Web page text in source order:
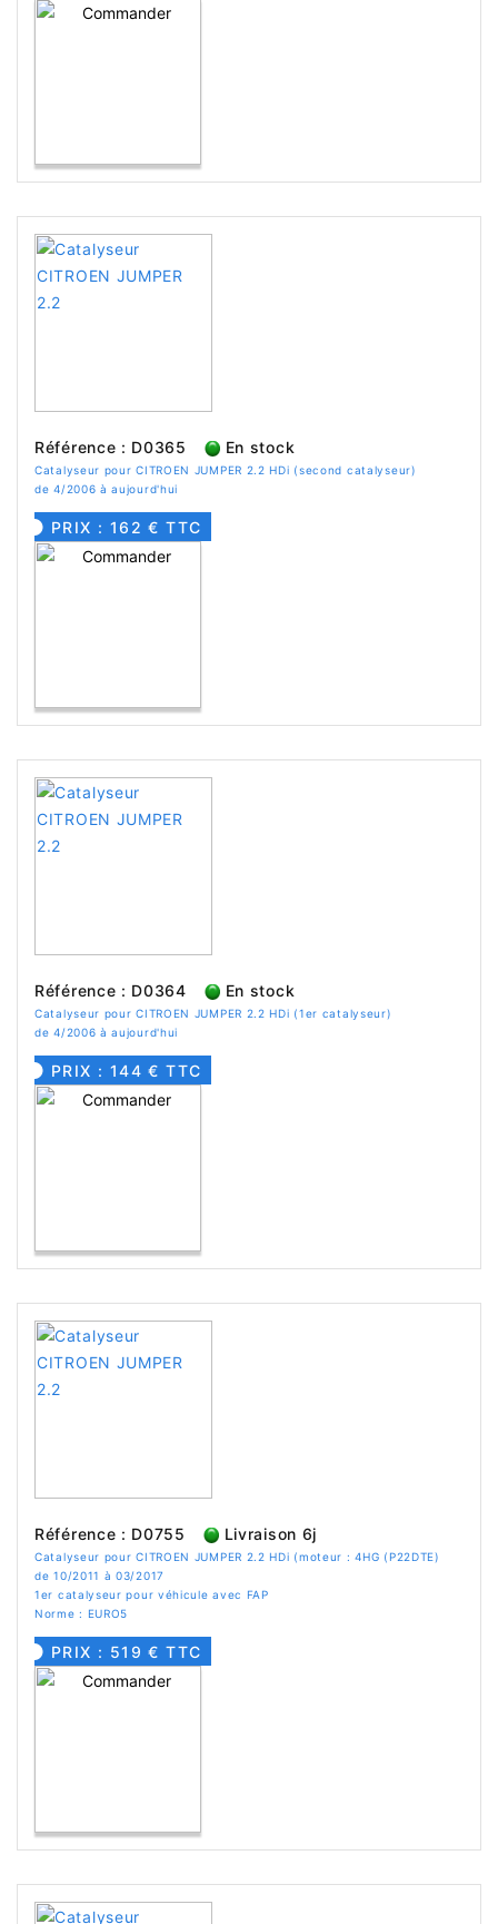
Référence : D0365 En stock
Catalyseur pour CITROEN JUMPER 2.2 HDi (second catalyseur)
de 4/2006 à aujourd'hui
PRIX : 162 € TTC
Référence : D0364 En stock
Catalyseur pour CITROEN JUMPER 2.2 HDi (1er catalyseur)
de 4/2006 à aujourd'hui
PRIX : 144 € TTC
Référence : D0755 Livraison 6j
Catalyseur pour CITROEN JUMPER 2.2 HDi (moteur : 4HG (P22DTE)
de 10/2011 à 03/2017
1er catalyseur pour véhicule avec FAP
Norme : EURO5
PRIX : 519 € TTC